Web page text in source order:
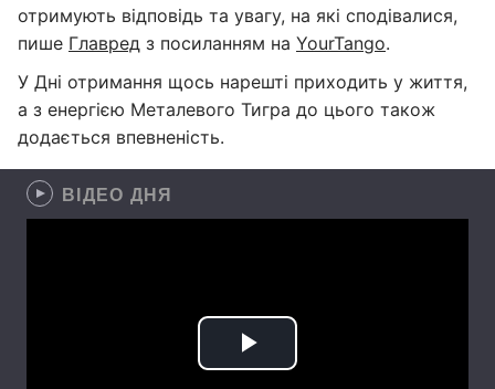
отримують відповідь та увагу, на які сподівалися,
пише Главред з посиланням на YourTango.
У Дні отримання щось нарешті приходить у життя,
а з енергією Металевого Тигра до цього також
додається впевненість.
ВІДЕО ДНЯ